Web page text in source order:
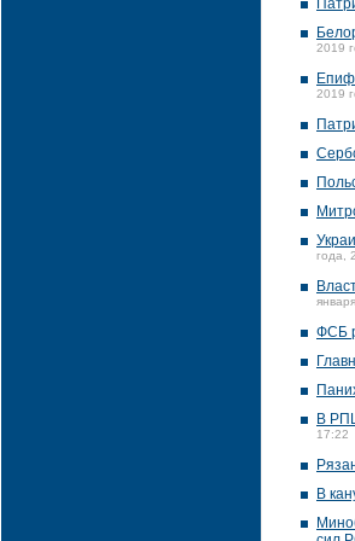
2019
2019
года,
ФСБ
В
17:22
В